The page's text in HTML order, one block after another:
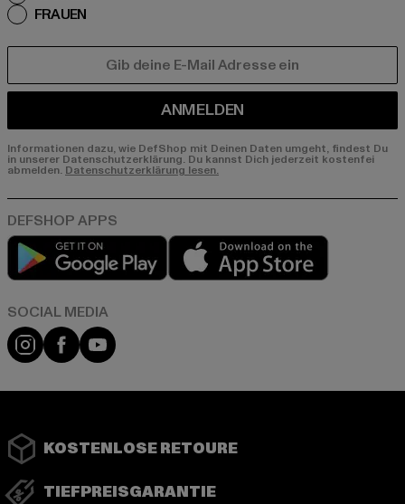
FRAUEN
ANMELDEN
Informationen dazu, wie DefShop mit Deinen Daten umgeht, findest Du
in unserer Datenschutzerklärung. Du kannst Dich jederzeit kostenfei
abmelden. Datenschutzerklärung lesen.
Play market
Instagram
FacebookYouTube
KOSTENLOSE RETOURE
TIEFPREISGARANTIE